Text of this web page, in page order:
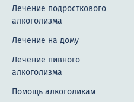
Лечение подросткового
алкоголизма
Лечение на дому
Лечение пивного
алкоголизма
Помощь алкоголикам